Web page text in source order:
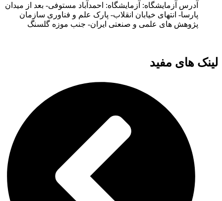
آدرس آزمایشگاه: آزمایشگاه: احمدآباد مستوفی- بعد از میدان
پارسا- انتهای خیابان انقلاب- پارک علم و فناوری سازمان
پژوهش های علمی و صنعتی ایران- جنب موزه گلسنگ
لینک های مفید